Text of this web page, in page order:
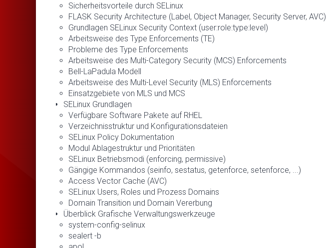
Sicherheitsvorteile durch SELinux
FLASK Security Architecture (Label, Object Manager, Security Server, AVC)
Grundlagen SELinux Security Context (user:role:type:level)
Arbeitsweise des Type Enforcements (TE)
Probleme des Type Enforcements
Arbeitsweise des Multi-Category Security (MCS) Enforcements
Bell-LaPadula Modell
Arbeitsweise des Multi-Level Security (MLS) Enforcements
Einsatzgebiete von MLS und MCS
SELinux Grundlagen
Verfügbare Software Pakete auf RHEL
Verzeichnisstruktur und Konfigurationsdateien
SELinux Policy Dokumentation
Modul Ablagestruktur und Prioritäten
SELinux Betriebsmodi (enforcing, permissive)
Gängige Kommandos (seinfo, sestatus, getenforce, setenforce, ...)
Access Vector Cache (AVC)
SELinux Users, Roles und Prozess Domains
Domain Transition und Domain Vererbung
Überblick Grafische Verwaltungswerkzeuge
system-config-selinux
sealert -b